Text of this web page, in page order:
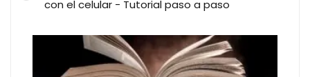
con el celular - Tutorial paso a paso